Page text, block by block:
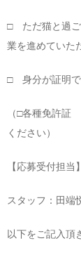
□ ただ猫と過ご
業を進めていた
□ 身分が証明で
（□各種免許
ください）
【応募受付担当】
スタッフ：田端
以下をご記入頂